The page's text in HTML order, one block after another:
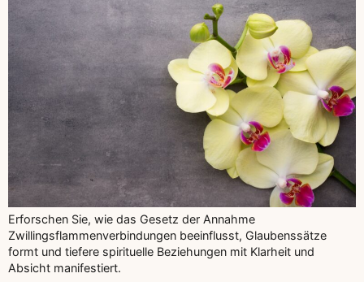
Erforschen Sie, wie das Gesetz der Annahme
Zwillingsflammenverbindungen beeinflusst, Glaubenssätze
formt und tiefere spirituelle Beziehungen mit Klarheit und
Absicht manifestiert.